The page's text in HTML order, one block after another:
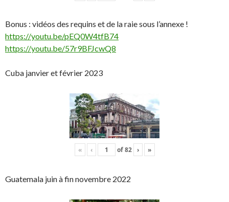
Bonus : vidéos des requins et de la raie sous l’annexe !
https://youtu.be/pEQ0W4tfB74
https://youtu.be/57r9BFJcwQ8
Cuba janvier et février 2023
« ‹ of82 › »
Guatemala juin à fin novembre 2022